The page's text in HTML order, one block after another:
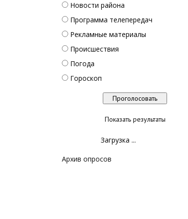
Новости района
Программа телепередач
Рекламные материалы
Происшествия
Погода
Гороскоп
Показать результаты
Загрузка ...
Архив опросов